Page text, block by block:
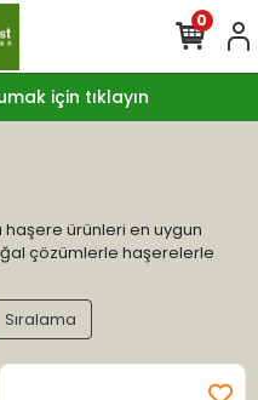
için tıklayın
0
ürünleri en uygun
çözümlerle haşerelerle
Sıralama